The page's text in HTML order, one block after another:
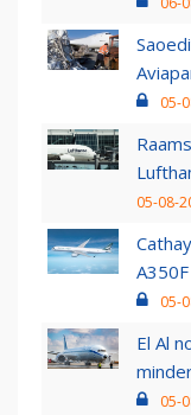
05-
05-08-
05-
El Al
05-